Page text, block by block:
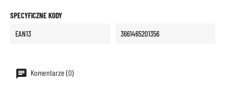
SPECYFICZNE KODY
EAN13
3661465201356
Komentarze (0)